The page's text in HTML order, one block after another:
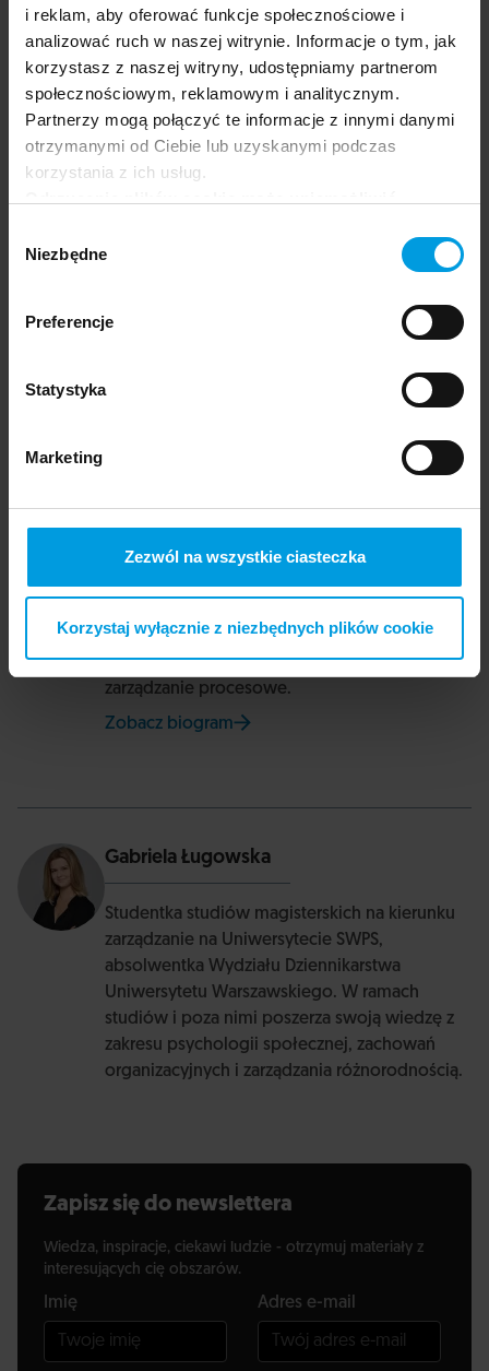
i reklam, aby oferować funkcje społecznościowe i
analizować ruch w naszej witrynie. Informacje o tym, jak
korzystasz z naszej witryny, udostępniamy partnerom
społecznościowym, reklamowym i analitycznym.
Partnerzy mogą połączyć te informacje z innymi danymi
otrzymanymi od Ciebie lub uzyskanymi podczas
korzystania z ich usług.
oferowanych na naszej stronie, w tym m.in. z
zgody
Niezbędne
Preferencje
Statystyka
Marketing
Zezwól na wszystkie ciasteczka
Korzystaj wyłącznie z niezbędnych plików cookie
Olga Białobrzeska
Psycholożka społeczna, adiunktka związana z
interesuje się rolą wspólnotowości w życiu
człowieka – jej znaczeniem dla przekonań o
stosunków międzyludzkich.
Menedżer i analityk, twórca Polityki Insight,
pełnomocnik rektora Uniwersytetu SWPS.
projekty rozwojowe uczelni. Pracuje w oparciu
o wspólną misję, świadome partnerstwo i
zarządzanie procesowe.
Zobacz biogramna stronie Uniwersytetu SWPS
Gabriela Ługowska
Studentka studiów magisterskich na kierunku
zarządzanie na Uniwersytecie SWPS,
absolwentka Wydziału Dziennikarstwa
Uniwersytetu Warszawskiego. W ramach
studiów i poza nimi poszerza swoją wiedzę z
zakresu psychologii społecznej, zachowań
organizacyjnych i zarządzania różnorodnością.
Zapisz się do newslettera
Wiedza, inspiracje, ciekawi ludzie - otrzymuj materiały z
interesujących cię obszarów.
Imię Adres e-mail